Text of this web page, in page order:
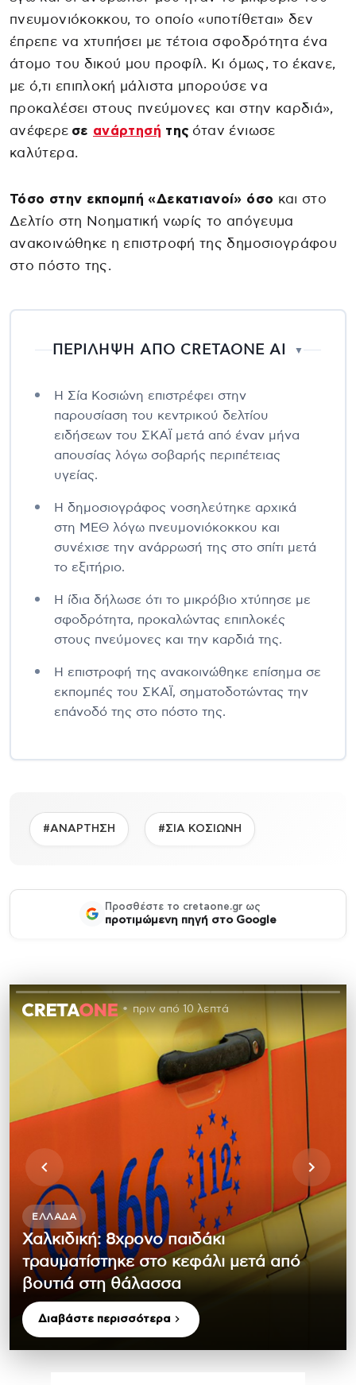
πνευμονιόκοκκου, το οποίο «υποτίθεται» δεν
έπρεπε να χτυπήσει με τέτοια σφοδρότητα ένα
άτομο του δικού μου προφίλ. Κι όμως, το έκανε,
με ό,τι επιπλοκή μάλιστα μπορούσε να
προκαλέσει στους πνεύμονες και στην καρδιά»,
ανέφερε σε ανάρτησή της όταν ένιωσε
καλύτερα.
Τόσο στην εκπομπή «Δεκατιανοί» όσο και στο
Δελτίο στη Νοηματική νωρίς το απόγευμα
ανακοινώθηκε η επιστροφή της δημοσιογράφου
στο πόστο της.
ΠΕΡΙΛΗΨΗ ΑΠΟ CRETAONE AI ▼
Η Σία Κοσιώνη επιστρέφει στην
παρουσίαση του κεντρικού δελτίου
ειδήσεων του ΣΚΑΪ μετά από έναν μήνα
απουσίας λόγω σοβαρής περιπέτειας
υγείας.
Η δημοσιογράφος νοσηλεύτηκε αρχικά
στη ΜΕΘ λόγω πνευμονιόκοκκου και
συνέχισε την ανάρρωσή της στο σπίτι μετά
το εξιτήριο.
Η ίδια δήλωσε ότι το μικρόβιο χτύπησε με
σφοδρότητα, προκαλώντας επιπλοκές
στους πνεύμονες και την καρδιά της.
Η επιστροφή της ανακοινώθηκε επίσημα σε
εκπομπές του ΣΚΑΪ, σηματοδοτώντας την
επάνοδό της στο πόστο της.
#ΑΝΑΡΤΗΣΗ #ΣΙΑ ΚΟΣΙΩΝΗ
Προσθέστε το cretaone.gr ως
προτιμώμενη πηγή στο Google
πριν από 10 λεπτά
ΕΛΛΆΔΑ
Χαλκιδική: 8χρονο παιδάκι
τραυματίστηκε στο κεφάλι μετά από
βουτιά στη θάλασσα
Διαβάστε περισσότερα